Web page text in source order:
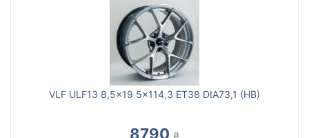
VLF ULF13 8,5x19 5x114,3 ET38 DIA73,1 (HB)
8790 ₴